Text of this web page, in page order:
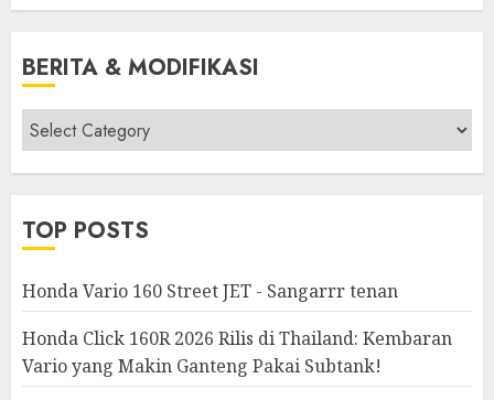
BERITA & MODIFIKASI
Berita
&
Modifikasi
TOP POSTS
Honda Vario 160 Street JET - Sangarrr tenan
Honda Click 160R 2026 Rilis di Thailand: Kembaran
Vario yang Makin Ganteng Pakai Subtank!